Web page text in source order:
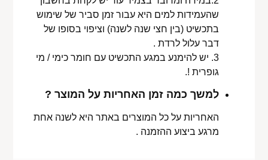
שהעמידות למים היא עבור זמן סביר של שימוש
בתכשיט (בין חצי שנה לשנה) וציפוי בסופו של
דבר עלול לרדת .
3. יש להימנע במגע התכשיט עם חומר כימי / מי
גופרית !.
למשך כמה זמן האחריות על המוצר ?
האחריות על כל המוצרים באתר היא לשנה אחת
מרגע ביצוע ההזמנה .